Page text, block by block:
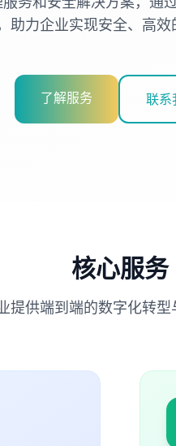
助力企业实现安全、高效
了解服务 联系
核心服务
提供端到端的数字化转